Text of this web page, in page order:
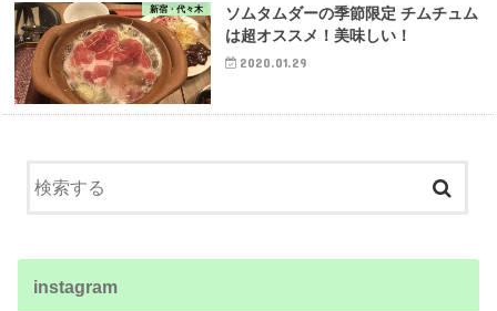
新宿・代々木
ソムタムダーの季節限定 チムチュム
は超オススメ！美味しい！
2020.01.29
instagram